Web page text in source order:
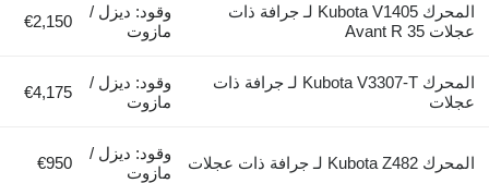
المحرك Kubota V1405 لـ جرافة ذات
عجلات Avant R 35
وقود: ديزل /
مازوت
€2,150
المحرك Kubota V3307-T لـ جرافة ذات
عجلات
وقود: ديزل /
مازوت
€4,175
المحرك Kubota Z482 لـ جرافة ذات عجلات
وقود: ديزل /
مازوت
€950